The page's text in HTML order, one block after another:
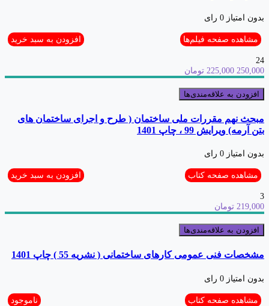
بدون امتیاز 0 رای
مشاهده صفحه فیلم‌ها افزودن به سبد خرید
24
250,000 225,000 تومان
افزودن به علاقه‌مندی‌ها
مبحث نهم مقررات ملی ساختمان ( طرح و اجرای ساختمان های
بتن آرمه) ویرایش 99 ، چاپ 1401
بدون امتیاز 0 رای
مشاهده صفحه کتاب افزودن به سبد خرید
3
219,000 تومان
افزودن به علاقه‌مندی‌ها
مشخصات فنی عمومی کارهای ساختمانی ( نشریه 55 ) چاپ 1401
بدون امتیاز 0 رای
مشاهده صفحه کتاب ناموجود